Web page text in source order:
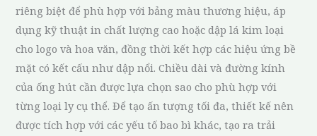
riêng biệt để phù hợp với bảng màu thương hiệu, áp
dụng kỹ thuật in chất lượng cao hoặc dập lá kim loại
cho logo và hoa văn, đồng thời kết hợp các hiệu ứng bề
mặt có kết cấu như dập nổi. Chiều dài và đường kính
của ống hút cần được lựa chọn sao cho phù hợp với
từng loại ly cụ thể. Để tạo ấn tượng tối đa, thiết kế nên
được tích hợp với các yếu tố bao bì khác, tạo ra trải